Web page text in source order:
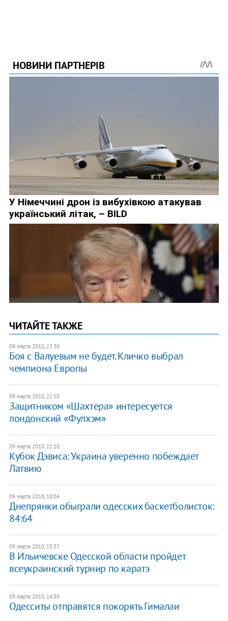
ЧИТАЙТЕ ТАКЖЕ
09 марта 2010, 23:30
Боя с Валуевым не будет. Кличко выбрал
чемпиона Европы
09 марта 2010, 22:50
Защитником «Шахтера» интересуется
лондонский «Фулхэм»
09 марта 2010, 22:10
Кубок Дэвиса: Украина уверенно побеждает
Латвию
09 марта 2010, 18:04
Днепрянки обыграли одесских баскетболисток:
84:64
09 марта 2010, 15:37
В Ильичевске Одесской области пройдет
всеукраинский турнир по каратэ
09 марта 2010, 14:39
Одесситы отправятся покорять Гималаи